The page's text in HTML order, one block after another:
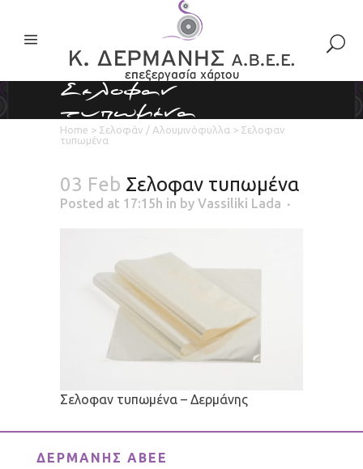
Σελοφαν
τυπωμένα
Home > Σελοφάν / Αλουμινόφυλλα > Σελοφαν
τυπωμένα
03 Feb Σελοφαν τυπωμένα
Posted at 17:15h in by Vassiliki Lada
Σελοφαν τυπωμένα – Δερμάνης
ΔΕΡΜΑΝΗΣ ΑΒΕΕ